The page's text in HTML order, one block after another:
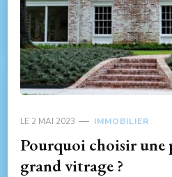
LE 2 MAI 2023 IMMOBILIER
Pourquoi choisir une
grand vitrage ?